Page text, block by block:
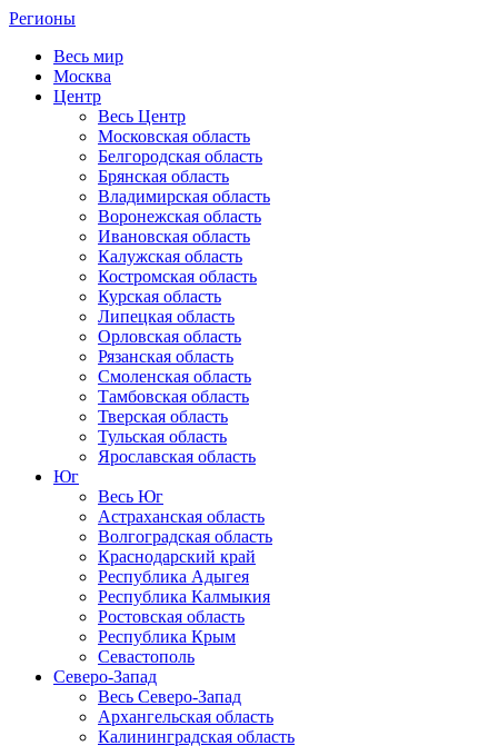
Регионы
Весь мир
Москва
Центр
Весь Центр
Московская область
Белгородская область
Брянская область
Владимирская область
Воронежская область
Ивановская область
Калужская область
Костромская область
Курская область
Липецкая область
Орловская область
Рязанская область
Смоленская область
Тамбовская область
Тверская область
Тульская область
Ярославская область
Юг
Весь Юг
Астраханская область
Волгоградская область
Краснодарский край
Республика Адыгея
Республика Калмыкия
Ростовская область
Республика Крым
Севастополь
Северо-Запад
Весь Северо-Запад
Архангельская область
Калининградская область